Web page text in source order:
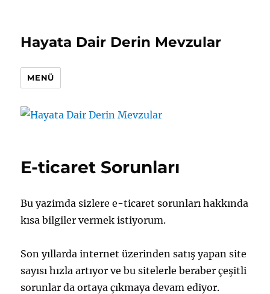
Hayata Dair Derin Mevzular
MENÜ
E-ticaret Sorunları
Bu yazimda sizlere e-ticaret sorunları hakkında
kısa bilgiler vermek istiyorum.
Son yıllarda internet üzerinden satış yapan site
sayısı hızla artıyor ve bu sitelerle beraber çeşitli
sorunlar da ortaya çıkmaya devam ediyor.